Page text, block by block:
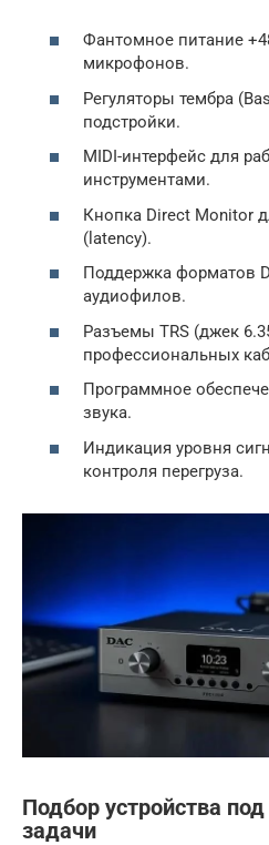
Фантомное питание
микрофонов.
Регуляторы тембра
подстройки.
MIDI-интерфейс для
инструментами.
Кнопка Direct Monitor
(latency).
Поддержка форматов
аудиофилов.
Разъемы TRS (джек
профессиональных
Программное
звука.
Индикация уровня
контроля перегруза.
Подбор устройства
задачи